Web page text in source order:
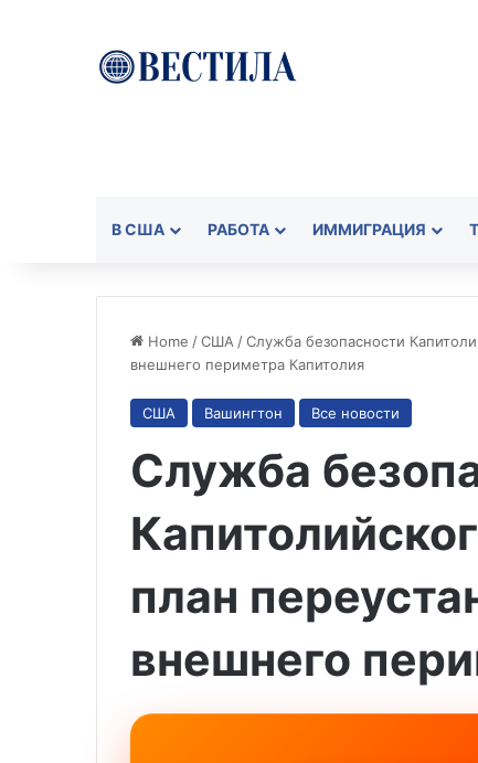
В США РАБОТА ИММИГРАЦИЯ
Home /США /Служба безопасности
внешнего периметра Капитолия
США Вашингтон Все новости
Служба
план
внешнего